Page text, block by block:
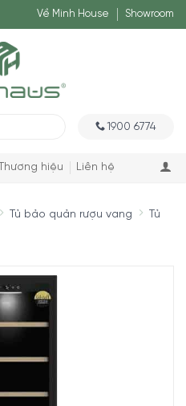
Về Minh House Showroom
1900 6774
Thương hiệu Liên hệ
Tủ bảo quản rượu vang
Tủ